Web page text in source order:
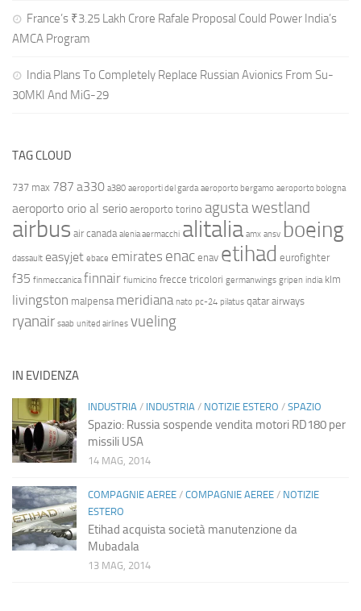
France’s ₹3.25 Lakh Crore Rafale Proposal Could Power India’s
AMCA Program
India Plans To Completely Replace Russian Avionics From Su-
30MKI And MiG-29
TAG CLOUD
737 max 787 a330 a380 aeroporti del garda aeroporto bergamo aeroporto bologna
aeroporto orio al serio aeroporto torino agusta westland
airbus air canada alenia aermacchi alitalia amx ansv boeing
dassault easyjet ebace emirates enac enav etihad eurofighter
f35 finmeccanica finnair fiumicino frecce tricolori germanwings gripen india klm
livingston malpensa meridiana nato pc-24 pilatus qatar airways
ryanair saab united airlines vueling
IN EVIDENZA
INDUSTRIA / INDUSTRIA / NOTIZIE ESTERO / SPAZIO
Spazio: Russia sospende vendita motori RD180 per
missili USA
14 MAG, 2014
COMPAGNIE AEREE / COMPAGNIE AEREE / NOTIZIE
ESTERO
Etihad acquista società manutenzione da
Mubadala
13 MAG, 2014